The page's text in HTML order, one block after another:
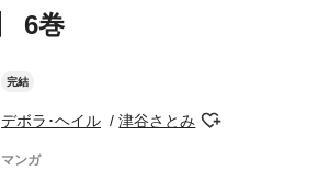
6巻
完結
デボラ･ヘイル 津谷さとみ
マンガ